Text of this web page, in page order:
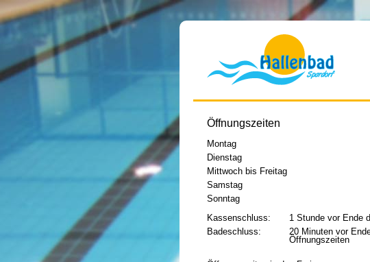
Öffnungszeiten
Montag
Dienstag
Mittwoch bis Freitag
Samstag
Sonntag
Kassenschluss:
1 Stunde vor Ende
Badeschluss:
20 Minuten vor
Öffnungszeiten